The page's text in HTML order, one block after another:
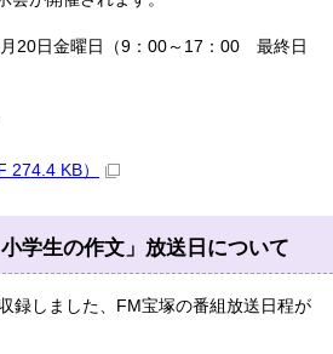
20日金曜日（9：00～17：00 最終日
274.4 KB）
学生の作文」放送日について
録しました、FM宝塚の番組放送日程が